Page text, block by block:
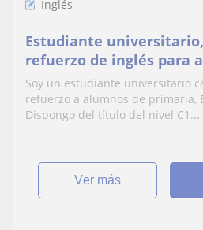
Inglés
Estudiante
refuerzo de inglés para
primaria, ESO y
Soy un estudiante universitario
refuerzo a alumnos de primaria,
Dispongo del título del nivel C1...
ver más